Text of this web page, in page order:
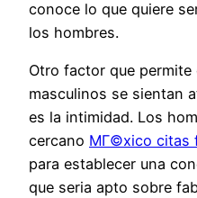
conoce lo que quiere
los hombres.
Otro factor que permite
masculinos se sientan
es la intimidad. Los
cercano MГ©xico citas
para establecer una
que seri­a apto sobre